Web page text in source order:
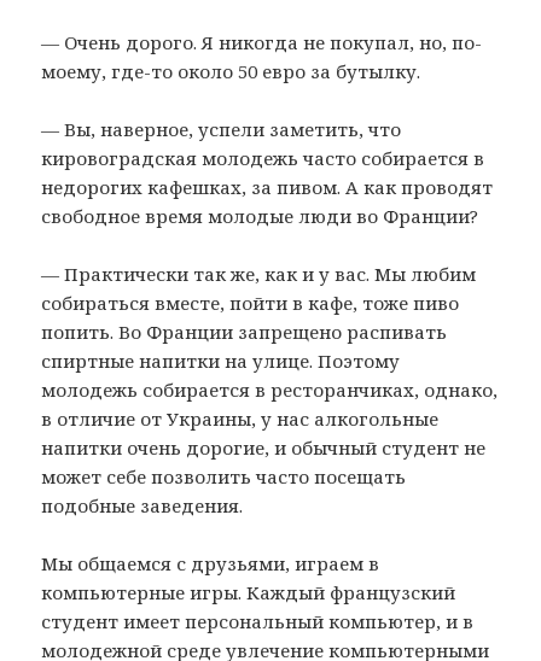
— Очень дорого. Я никогда не покупал, но, по-
моему, где-то около 50 евро за бутылку.
— Вы, наверное, успели заметить, что
кировоградская молодежь часто собирается в
недорогих кафешках, за пивом. А как проводят
свободное время молодые люди во Франции?
— Практически так же, как и у вас. Мы любим
собираться вместе, пойти в кафе, тоже пиво
попить. Во Франции запрещено распивать
спиртные напитки на улице. Поэтому
молодежь собирается в ресторанчиках, однако,
в отличие от Украины, у нас алкогольные
напитки очень дорогие, и обычный студент не
может себе позволить часто посещать
подобные заведения.
Мы общаемся с друзьями, играем в
компьютерные игры. Каждый французский
студент имеет персональный компьютер, и в
молодежной среде увлечение компьютерными